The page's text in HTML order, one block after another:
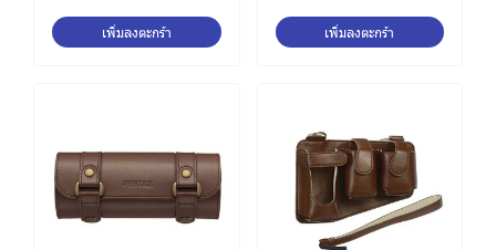
เพิ่มลงตะกร้า เพิ่มลงตะกร้า